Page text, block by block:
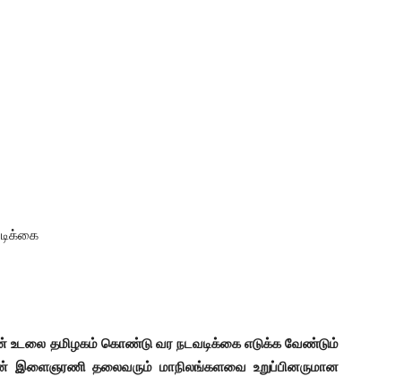
உடலை தமிழகம் கொண்டு வர நடவடிக்கை எடுக்க வேண்டும்
இளைஞரணி தலைவரும் மாநிலங்களவை உறுப்பினருமான